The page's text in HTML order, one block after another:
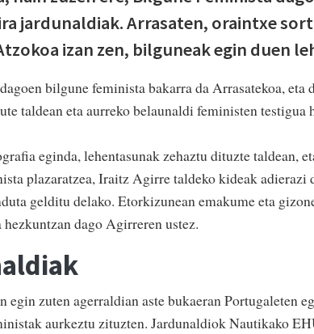
jardunaldiak. Arrasaten, oraintxe
izan zen, bilguneak egin duen
bilgune feminista bakarra da Arrasatekoa, eta
taldean eta aurreko belaunaldi feministen testigua
eginda, lehentasunak zehaztu dituzte taldean,
plazaratzea, Iraitz Agirre taldeko kideak adierazi
gelditu delako. Etorkizunean emakume eta
dago Agirreren ustez.
egin zuten agerraldian aste bukaeran Portugaleten
aurkeztu zituzten. Jardunaldiok Nautikako